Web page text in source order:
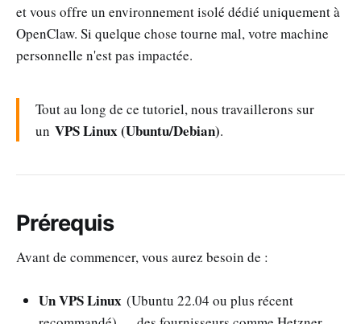
et vous offre un environnement isolé dédié uniquement à
OpenClaw. Si quelque chose tourne mal, votre machine
personnelle n'est pas impactée.
Tout au long de ce tutoriel, nous travaillerons sur
un VPS Linux (Ubuntu/Debian).
Prérequis
Avant de commencer, vous aurez besoin de :
Un VPS Linux (Ubuntu 22.04 ou plus récent